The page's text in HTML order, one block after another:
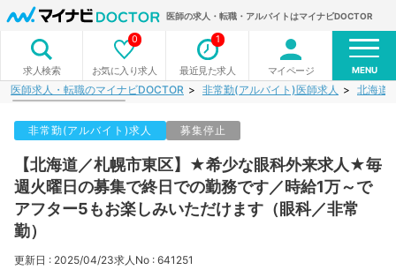
医師の求人・転職・アルバイトはマイナビDOCTOR
求人検索 お気に入り求人
0
最近見た求人
1
マイページ MENU
医師求人・転職のマイナビDOCTOR 非常勤(アルバイト)医師求人 北海道
非常勤(アルバイト)求人 募集停止
【北海道／札幌市東区】★希少な眼科外来求人★毎
週火曜日の募集で終日での勤務です／時給1万～で
アフター5もお楽しみいただけます（眼科／非常
勤）
更新日 : 2025/04/23求人No : 641251